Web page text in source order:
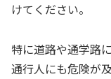
けてください。
特に道路や通学路
通行人にも危険が